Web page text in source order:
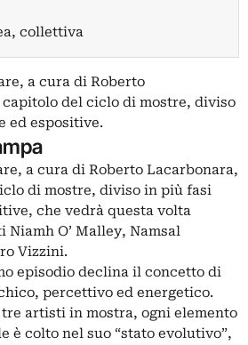
collettiva
a cura di Roberto
del ciclo di mostre, diviso
ed espositive.
a cura di Roberto Lacarbonara,
di mostre, diviso in più fasi
che vedrà questa volta
O’ Malley, Namsal
Vizzini.
episodio declina il concetto di
percettivo ed energetico.
artisti in mostra, ogni elemento
è colto nel suo “stato evolutivo”,